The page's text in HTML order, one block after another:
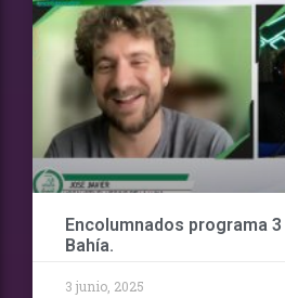
Encolumnados programa
Bahía.
3 junio, 2025